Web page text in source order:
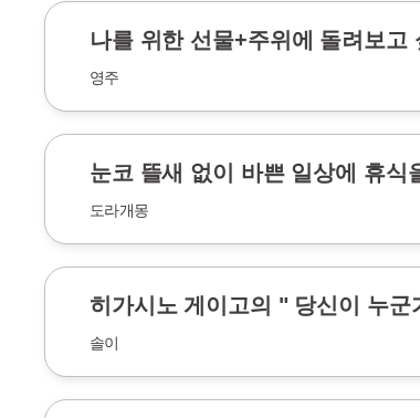
나를 위한 선물+주위에 돌려보고
영주
눈코 뜰새 없이 바쁜 일상에 휴식
도라개몽
히가시노 게이고의 " 당신이 누
솔이